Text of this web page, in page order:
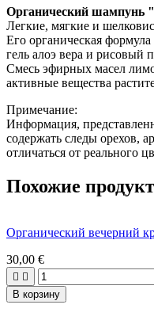
Органический шампунь
Легкие, мягкие и
Его органическая
гель алоэ вера и рисовый
Смесь эфирных масел
активные вещества
Примечание:
Информация,
содержать следы орехов,
отличаться от реального
Похожие
Органический вечерний
30,00 €
 
В корзину